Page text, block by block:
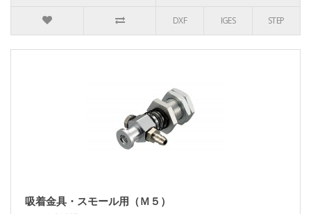
DXF IGES STEP
吸着金具・スモール用（Ｍ５）